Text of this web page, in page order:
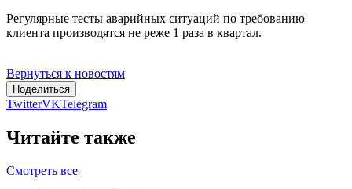
Регулярные тесты аварийных ситуаций по требованию
клиента производятся не реже 1 раза в квартал.
Вернуться к новостям
Поделиться
TwitterVKTelegram
Читайте также
Смотреть все